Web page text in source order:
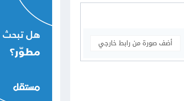
أضف صورة من رابط خارجي